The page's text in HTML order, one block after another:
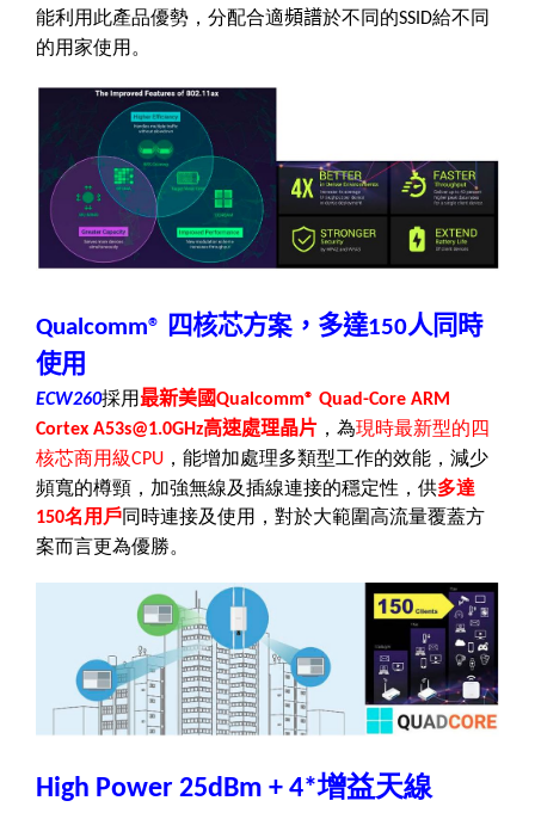
能利用此產品優勢，分配合適頻譜於不同的SSID給不同
的用家使用。
Qualcomm® 四核芯方案 ， 多達150人同時
使用
ECW260採用 最新美國Qualcomm® Quad-Core ARM
Cortex A53s@1.0GHz高速處理晶片 ，為現時最新型的四
核芯商用級CPU ，能增加處理多類型工作的效能，減少
頻寬的樽頸，加強無線及插線連接的穩定性，供多達
150名用戶同時連接及使用，對於大範圍高流量覆蓋方
案而言更為優勝。
High Power 25dBm + 4*增益天線